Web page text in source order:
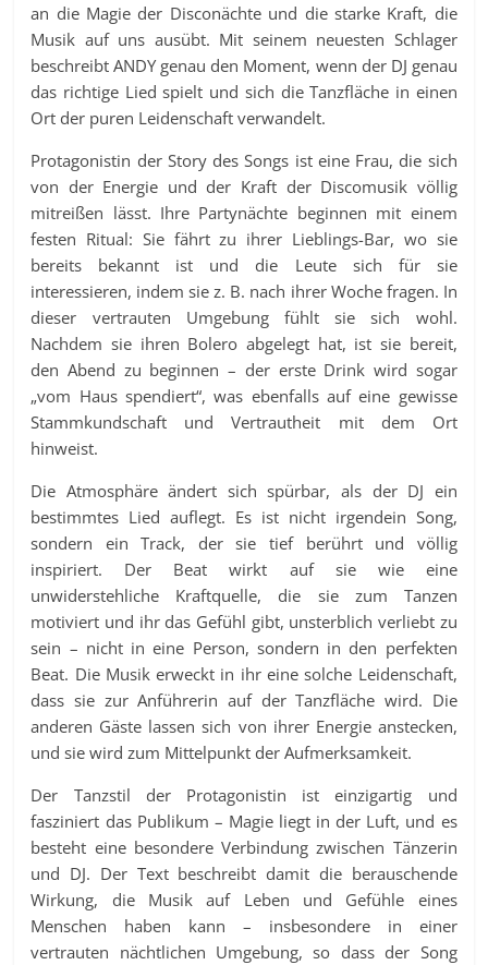
an die Magie der Disconächte und die starke Kraft, die
Musik auf uns ausübt. Mit seinem neuesten Schlager
beschreibt ANDY genau den Moment, wenn der DJ genau
das richtige Lied spielt und sich die Tanzfläche in einen
Ort der puren Leidenschaft verwandelt.
Protagonistin der Story des Songs ist eine Frau, die sich
von der Energie und der Kraft der Discomusik völlig
mitreißen lässt. Ihre Partynächte beginnen mit einem
festen Ritual: Sie fährt zu ihrer Lieblings-Bar, wo sie
bereits bekannt ist und die Leute sich für sie
interessieren, indem sie z. B. nach ihrer Woche fragen. In
dieser vertrauten Umgebung fühlt sie sich wohl.
Nachdem sie ihren Bolero abgelegt hat, ist sie bereit,
den Abend zu beginnen – der erste Drink wird sogar
„vom Haus spendiert“, was ebenfalls auf eine gewisse
Stammkundschaft und Vertrautheit mit dem Ort
hinweist.
Die Atmosphäre ändert sich spürbar, als der DJ ein
bestimmtes Lied auflegt. Es ist nicht irgendein Song,
sondern ein Track, der sie tief berührt und völlig
inspiriert. Der Beat wirkt auf sie wie eine
unwiderstehliche Kraftquelle, die sie zum Tanzen
motiviert und ihr das Gefühl gibt, unsterblich verliebt zu
sein – nicht in eine Person, sondern in den perfekten
Beat. Die Musik erweckt in ihr eine solche Leidenschaft,
dass sie zur Anführerin auf der Tanzfläche wird. Die
anderen Gäste lassen sich von ihrer Energie anstecken,
und sie wird zum Mittelpunkt der Aufmerksamkeit.
Der Tanzstil der Protagonistin ist einzigartig und
fasziniert das Publikum – Magie liegt in der Luft, und es
besteht eine besondere Verbindung zwischen Tänzerin
und DJ. Der Text beschreibt damit die berauschende
Wirkung, die Musik auf Leben und Gefühle eines
Menschen haben kann – insbesondere in einer
vertrauten nächtlichen Umgebung, so dass der Song